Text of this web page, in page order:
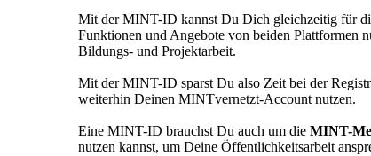
Mit der MINT-ID kannst Du Dich gleichzeitig für
Funktionen und Angebote von beiden Plattformen
Bildungs- und Projektarbeit.
Mit der MINT-ID sparst Du also Zeit bei der
weiterhin Deinen MINTvernetzt-Account nutzen.
Eine MINT-ID brauchst Du auch um die MINT-
nutzen kannst, um Deine Öffentlichkeitsarbeit